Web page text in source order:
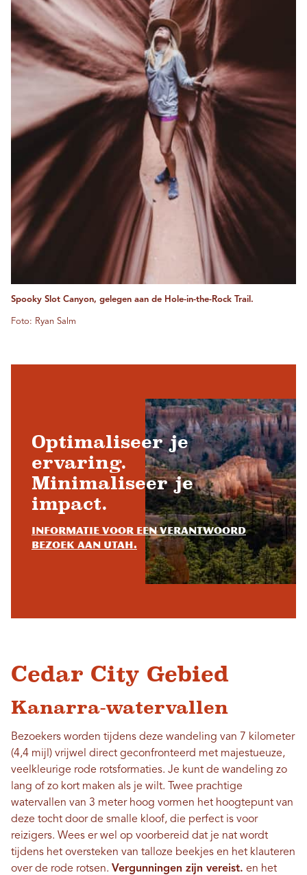
Spooky Slot Canyon, gelegen aan de Hole-in-the-Rock Trail.
Foto: Ryan Salm
Optimaliseer je
ervaring.
Minimaliseer je
impact.
Informatie voor een verantwoord
bezoek aan Utah.
Cedar City Gebied
Kanarra-watervallen
Bezoekers worden tijdens deze wandeling van 7 kilometer
(4,4 mijl) vrijwel direct geconfronteerd met majestueuze,
veelkleurige rode rotsformaties. Je kunt de wandeling zo
lang of zo kort maken als je wilt. Twee prachtige
watervallen van 3 meter hoog vormen het hoogtepunt van
deze tocht door de smalle kloof, die perfect is voor
reizigers. Wees er wel op voorbereid dat je nat wordt
tijdens het oversteken van talloze beekjes en het klauteren
over de rode rotsen. Vergunningen zijn vereist. en het